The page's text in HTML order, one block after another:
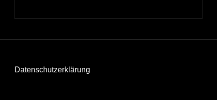
Datenschutzerklärung